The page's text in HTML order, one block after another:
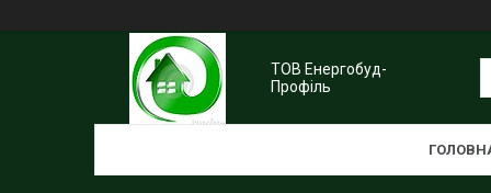
ТОВ Енергобуд-
Профіль